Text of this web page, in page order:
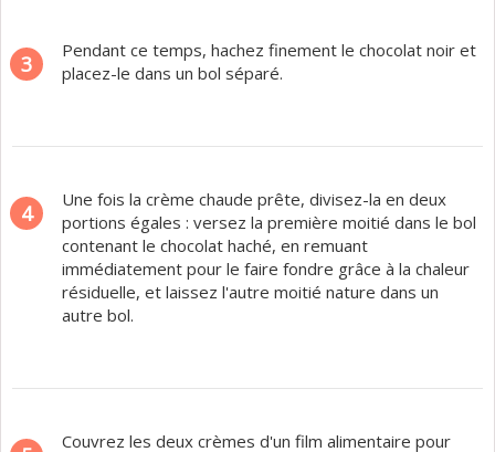
3
Pendant ce temps, hachez finement le chocolat noir et
placez-le dans un bol séparé.
4
Une fois la crème chaude prête, divisez-la en deux
portions égales : versez la première moitié dans le bol
contenant le chocolat haché, en remuant
immédiatement pour le faire fondre grâce à la chaleur
résiduelle, et laissez l'autre moitié nature dans un
autre bol.
Couvrez les deux crèmes d'un film alimentaire pour